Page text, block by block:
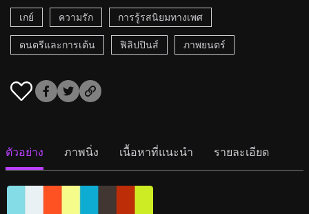
เกย์
ความรัก การรู้รสนิยมทางเพศ
ดนตรีและการเต้น ฟิลิปปินส์ ภาพยนตร์
ตัวอย่าง ภาพนิ่ง เนื้อหาที่แนะนำ รายละเอียด